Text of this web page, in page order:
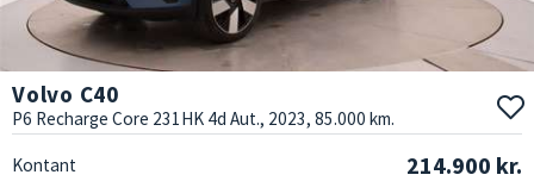
Volvo C40
P6 Recharge Core 231HK 4d Aut., 2023, 85.000 km.
Kontant 214.900 kr.